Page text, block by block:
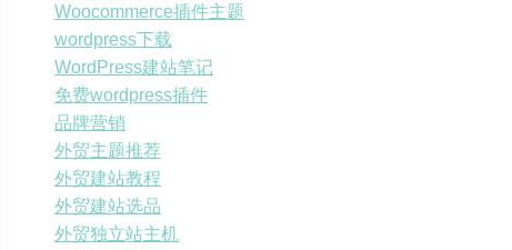
Woocommerce插件主题
wordpress下载
WordPress建站笔记
免费wordpress插件
品牌营销
外贸主题推荐
外贸建站教程
外贸建站选品
外贸独立站主机